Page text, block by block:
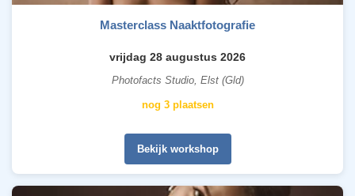
Masterclass Naaktfotografie
vrijdag 28 augustus 2026
Photofacts Studio, Elst (Gld)
nog 3 plaatsen
Bekijk workshop